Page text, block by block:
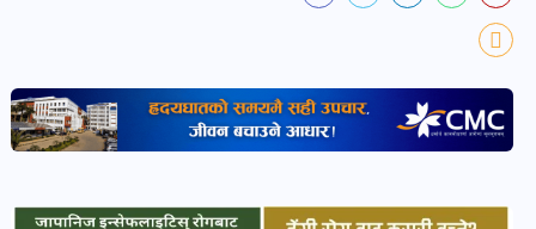
संस्कृति
पोष्ट
वन-